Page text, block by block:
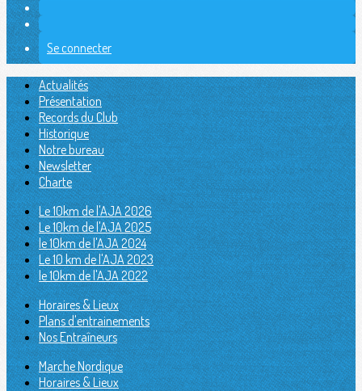
Se connecter
Actualités
Présentation
Records du Club
Historique
Notre bureau
Newsletter
Charte
Le 10km de l'AJA 2026
Le 10km de l'AJA 2025
le 10km de l'AJA 2024
Le 10 km de l'AJA 2023
le 10km de l'AJA 2022
Horaires & Lieux
Plans d'entrainements
Nos Entraîneurs
Marche Nordique
Horaires & Lieux